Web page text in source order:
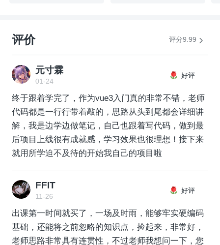
评价 评分9.99
元寸霖
01-24
好评
终于跟着学完了，作为vue3入门真的非常不错，老师
代码都是一行行带着敲的，思路从头到尾都会详细讲
解，我是边学边做笔记，自己也跟着写代码，做到最
后项目上线很有成就感，学习效果也很理想！接下来
就用所学迫不及待的开始我自己的项目啦
FFIT
11-26
好评
出课第一时间就买了，一场及时雨，能够牢实硬编码
基础，还能将之前忽略的知识点，捡起来，非常好，
老师思路非常具有连贯性，不过老师我想问一下，您